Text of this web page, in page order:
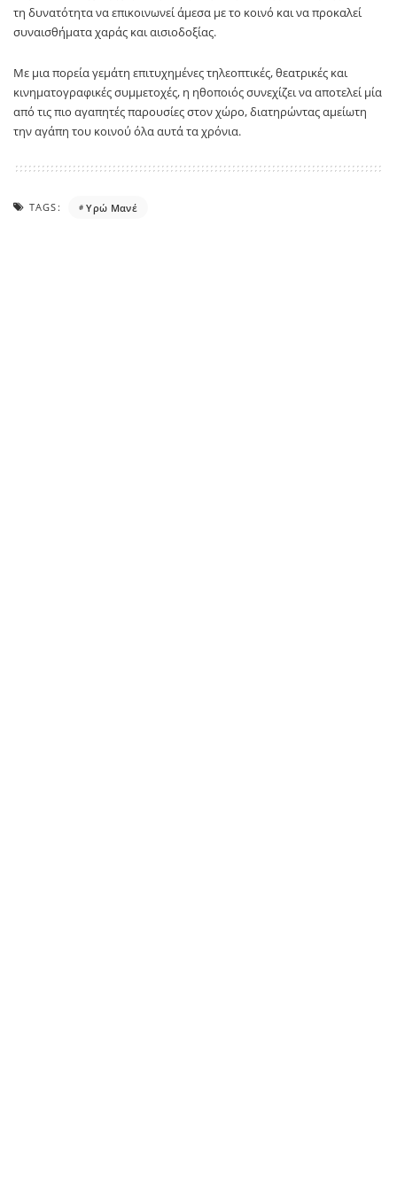
τη δυνατότητα να επικοινωνεί άμεσα με το κοινό και να προκαλεί
συναισθήματα χαράς και αισιοδοξίας.
Με μια πορεία γεμάτη επιτυχημένες τηλεοπτικές, θεατρικές και
κινηματογραφικές συμμετοχές, η ηθοποιός συνεχίζει να αποτελεί μία
από τις πιο αγαπητές παρουσίες στον χώρο, διατηρώντας αμείωτη
την αγάπη του κοινού όλα αυτά τα χρόνια.
TAGS: Υρώ Μανέ